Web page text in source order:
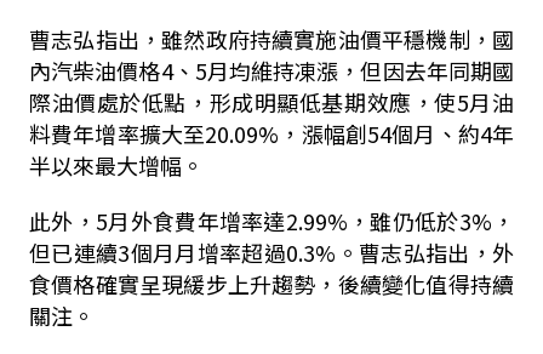
曹志弘指出，雖然政府持續實施油價平穩機制，國
內汽柴油價格4、5月均維持凍漲，但因去年同期國
際油價處於低點，形成明顯低基期效應，使5月油
料費年增率擴大至20.09%，漲幅創54個月、約4年
半以來最大增幅。
此外，5月外食費年增率達2.99%，雖仍低於3%，
但已連續3個月月增率超過0.3%。曹志弘指出，外
食價格確實呈現緩步上升趨勢，後續變化值得持續
關注。